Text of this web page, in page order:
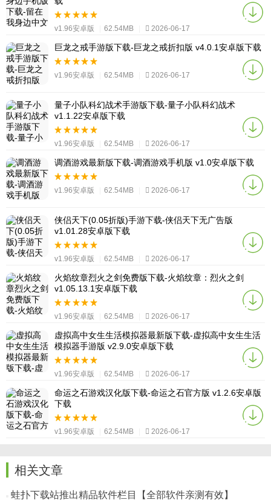
v1.96安卓版 62.54MB 2026-06-17
巨龙之戒手游版下载-巨龙之戒折扣版 v4.0.1安卓版下载
v1.96安卓版 62.54MB 2026-06-17
量子小队科幻战术手游版下载-量子小队科幻战术
v1.1.22安卓版下载
v1.96安卓版 62.54MB 2026-06-17
调酒游戏最新版下载-调酒游戏手机版 v1.0安卓版下载
v1.96安卓版 62.54MB 2026-06-17
侠侣天下(0.05折版)手游下载-侠侣天下无广告版
v1.01.28安卓版下载
v1.96安卓版 62.54MB 2026-06-17
火焰纹章烈火之剑免费版下载-火焰纹章：烈火之剑
v1.05.13.1安卓版下载
v1.96安卓版 62.54MB 2026-06-17
虚拟高中女生生活模拟器最新版下载-虚拟高中女生生活
模拟器手游版 v2.9.0安卓版下载
v1.96安卓版 62.54MB 2026-06-17
命运之石游戏汉化版下载-命运之石官方版 v1.2.6安卓版
下载
v1.96安卓版 62.54MB 2026-06-17
相关文章
蛙扑下载站推出精品软件栏目【全部软件亲测有效】